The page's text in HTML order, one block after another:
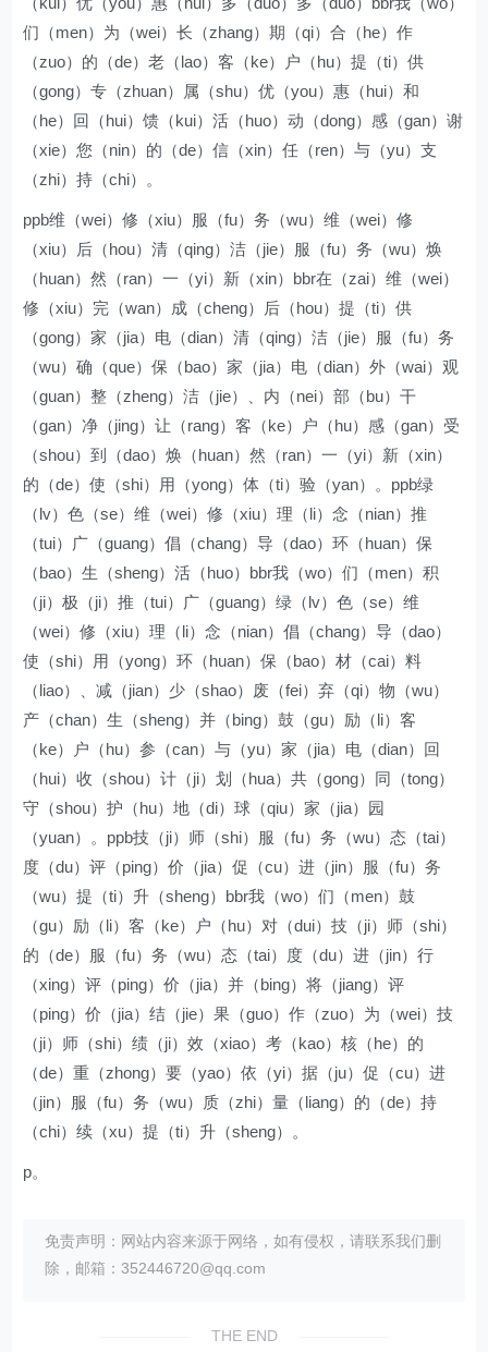
们（men）为（wei）长（zhang）期（qi）合（he）作
（zuo）的（de）老（lao）客（ke）户（hu）提（ti）供
（gong）专（zhuan）属（shu）优（you）惠（hui）和
（he）回（hui）馈（kui）活（huo）动（dong）感（gan）谢
（xie）您（nin）的（de）信（xin）任（ren）与（yu）支
（zhi）持（chi）。
ppb维（wei）修（xiu）服（fu）务（wu）维（wei）修
（xiu）后（hou）清（qing）洁（jie）服（fu）务（wu）焕
（huan）然（ran）一（yi）新（xin）bbr在（zai）维（wei）
修（xiu）完（wan）成（cheng）后（hou）提（ti）供
（gong）家（jia）电（dian）清（qing）洁（jie）服（fu）务
（wu）确（que）保（bao）家（jia）电（dian）外（wai）观
（guan）整（zheng）洁（jie）、内（nei）部（bu）干
（gan）净（jing）让（rang）客（ke）户（hu）感（gan）受
（shou）到（dao）焕（huan）然（ran）一（yi）新（xin）
的（de）使（shi）用（yong）体（ti）验（yan）。ppb绿
（lv）色（se）维（wei）修（xiu）理（li）念（nian）推
（tui）广（guang）倡（chang）导（dao）环（huan）保
（bao）生（sheng）活（huo）bbr我（wo）们（men）积
（ji）极（ji）推（tui）广（guang）绿（lv）色（se）维
（wei）修（xiu）理（li）念（nian）倡（chang）导（dao）
使（shi）用（yong）环（huan）保（bao）材（cai）料
（liao）、减（jian）少（shao）废（fei）弃（qi）物（wu）
产（chan）生（sheng）并（bing）鼓（gu）励（li）客
（ke）户（hu）参（can）与（yu）家（jia）电（dian）回
（hui）收（shou）计（ji）划（hua）共（gong）同（tong）
守（shou）护（hu）地（di）球（qiu）家（jia）园
（yuan）。ppb技（ji）师（shi）服（fu）务（wu）态（tai）
度（du）评（ping）价（jia）促（cu）进（jin）服（fu）务
（wu）提（ti）升（sheng）bbr我（wo）们（men）鼓
（gu）励（li）客（ke）户（hu）对（dui）技（ji）师（shi）
的（de）服（fu）务（wu）态（tai）度（du）进（jin）行
（xing）评（ping）价（jia）并（bing）将（jiang）评
（ping）价（jia）结（jie）果（guo）作（zuo）为（wei）技
（ji）师（shi）绩（ji）效（xiao）考（kao）核（he）的
（de）重（zhong）要（yao）依（yi）据（ju）促（cu）进
（jin）服（fu）务（wu）质（zhi）量（liang）的（de）持
（chi）续（xu）提（ti）升（sheng）。
p。
免责声明：网站内容来源于网络，如有侵权，请联系我们删
除，邮箱：352446720@qq.com
THE END